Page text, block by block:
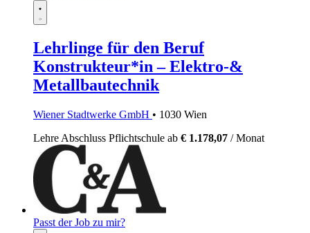
Lehrlinge für den Beruf
Konstrukteur*in – Elektro-&
Metallbautechnik
Wiener Stadtwerke GmbH • 1030 Wien
Lehre Abschluss Pflichtschule ab € 1.178,07 / Monat
Passt der Job zu mir?